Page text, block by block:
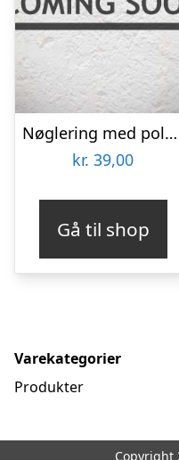
Nøglering med polet – Farmors mønt
kr. 39,00
Gå til shop
Varekategorier
Produkter
Copyright